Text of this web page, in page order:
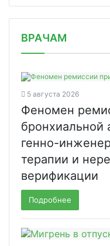
ВРАЧАМ
5 августа 2026
Феномен
бронхиальной
генно-
терапии и
верификации
Подробнее